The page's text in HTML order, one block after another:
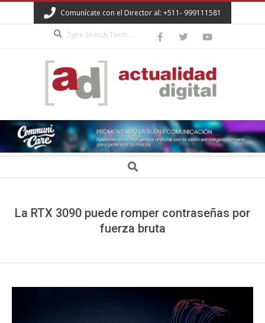
to
Comunícate con el Director al: +511- 999111581
ACTUALIDAD
DIGITAL Search
La RTX 3090 puede romper contraseñas por
fuerza bruta